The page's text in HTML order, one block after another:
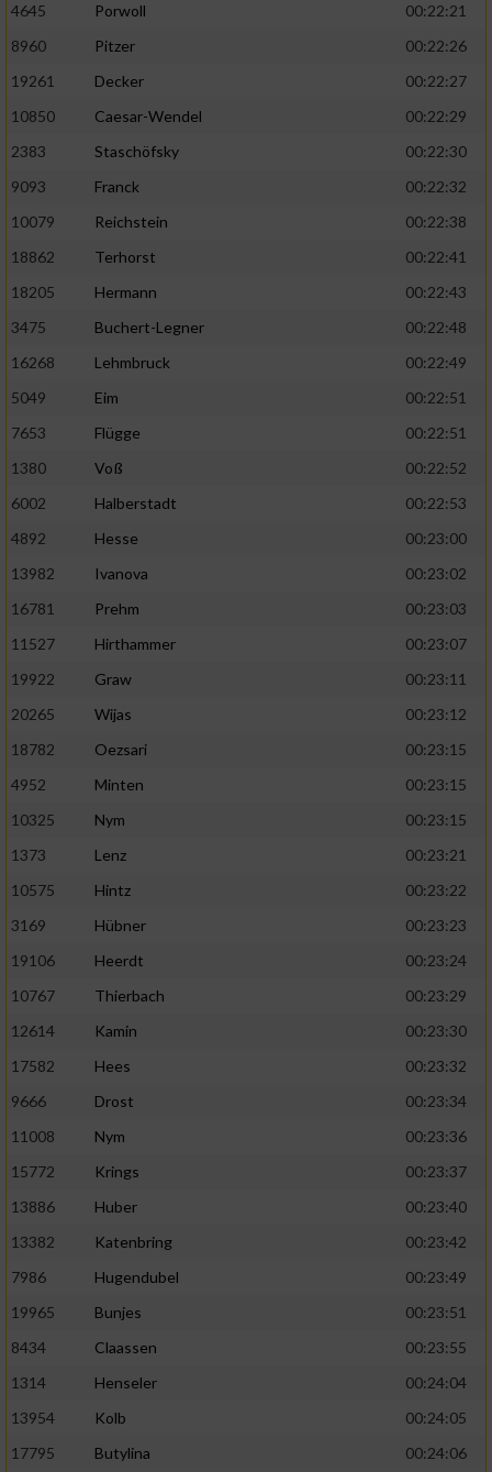
4645
Porwoll
00:22:21
8960
Pitzer
00:22:26
19261
Decker
00:22:27
10850
Caesar-Wendel
00:22:29
2383
Staschöfsky
00:22:30
9093
Franck
00:22:32
10079
Reichstein
00:22:38
18862
Terhorst
00:22:41
18205
Hermann
00:22:43
3475
Buchert-Legner
00:22:48
16268
Lehmbruck
00:22:49
5049
Eim
00:22:51
7653
Flügge
00:22:51
1380
Voß
00:22:52
6002
Halberstadt
00:22:53
4892
Hesse
00:23:00
13982
Ivanova
00:23:02
16781
Prehm
00:23:03
11527
Hirthammer
00:23:07
19922
Graw
00:23:11
20265
Wijas
00:23:12
18782
Oezsari
00:23:15
4952
Minten
00:23:15
10325
Nym
00:23:15
1373
Lenz
00:23:21
10575
Hintz
00:23:22
3169
Hübner
00:23:23
19106
Heerdt
00:23:24
10767
Thierbach
00:23:29
12614
Kamin
00:23:30
17582
Hees
00:23:32
9666
Drost
00:23:34
11008
Nym
00:23:36
15772
Krings
00:23:37
13886
Huber
00:23:40
13382
Katenbring
00:23:42
7986
Hugendubel
00:23:49
19965
Bunjes
00:23:51
8434
Claassen
00:23:55
1314
Henseler
00:24:04
13954
Kolb
00:24:05
17795
Butylina 00:24:06